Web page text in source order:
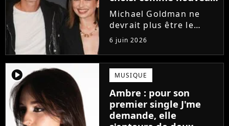
directeur ?
Michael Goldman ne
devrait plus être le
directeur de la Star
Academy lors de la
saison 2026. Et pour lui
succéder, c'est un
ancien gagnant de
l'émission de TF1 qui
sera aujourd'hui...
6 juin 2026
player2 MUSIQUE
Ambre : pour son
premier single J'me
demande, elle